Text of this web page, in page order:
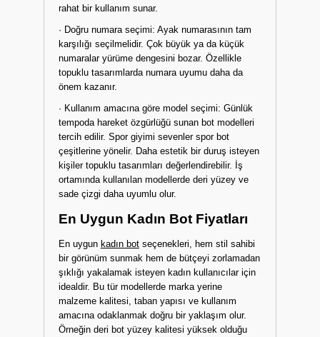
rahat bir kullanım sunar.
· Doğru numara seçimi: Ayak numarasının tam
karşılığı seçilmelidir. Çok büyük ya da küçük
numaralar yürüme dengesini bozar. Özellikle
topuklu tasarımlarda numara uyumu daha da
önem kazanır.
· Kullanım amacına göre model seçimi: Günlük
tempoda hareket özgürlüğü sunan bot modelleri
tercih edilir. Spor giyimi sevenler spor bot
çeşitlerine yönelir. Daha estetik bir duruş isteyen
kişiler topuklu tasarımları değerlendirebilir. İş
ortamında kullanılan modellerde deri yüzey ve
sade çizgi daha uyumlu olur.
En Uygun Kadın Bot Fiyatları
En uygun kadın botseçenekleri, hem stil sahibi
bir görünüm sunmak hem de bütçeyi zorlamadan
şıklığı yakalamak isteyen kadın kullanıcılar için
idealdir. Bu tür modellerde marka yerine
malzeme kalitesi, taban yapısı ve kullanım
amacına odaklanmak doğru bir yaklaşım olur.
Örneğin deri bot yüzey kalitesi yüksek olduğu